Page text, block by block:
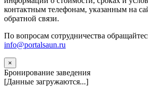
контактным телефонам, указанным на
обратной связи.
По вопросам сотрудничества
info@portalsaun.ru
×
Бронирование заведения
[Данные загружаются...]